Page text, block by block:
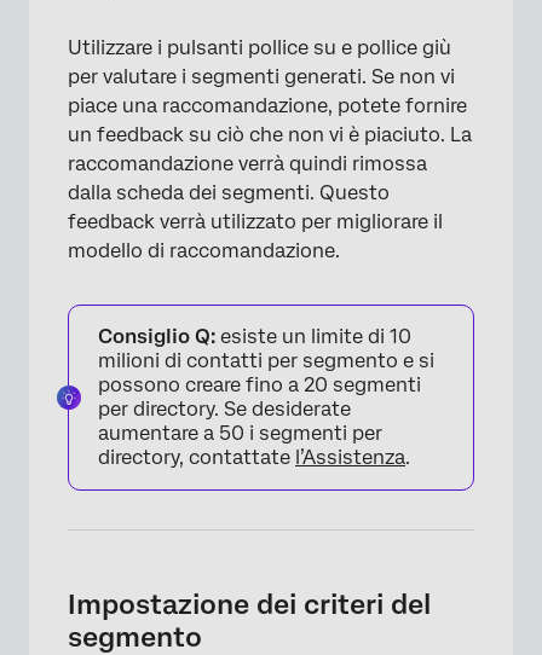
×
Utilizzare i pulsanti pollice su e pollice giù
per valutare i segmenti generati. Se non vi
piace una raccomandazione, potete fornire
un feedback su ciò che non vi è piaciuto. La
raccomandazione verrà quindi rimossa
dalla scheda dei segmenti. Questo
feedback verrà utilizzato per migliorare il
modello di raccomandazione.
Consiglio Q: esiste un limite di 10
milioni di contatti per segmento e si
possono creare fino a 20 segmenti
per directory. Se desiderate
aumentare a 50 i segmenti per
directory, contattate l’Assistenza.
Impostazione dei criteri del
segmento